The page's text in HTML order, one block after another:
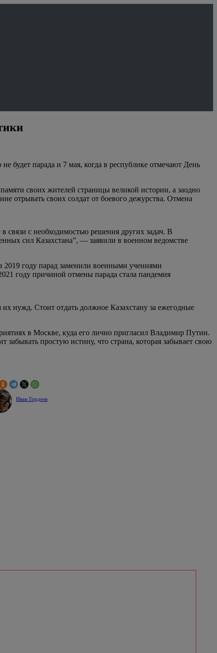
будет парада и 7 мая, когда в республике отмечают День
своих жителей страницы великой истории, а заодно
отрывать своих солдат от боевого дежурства. Отмена
связи с необходимостью решения других задач. В
сил Казахстана”, — заявили в военном ведомстве
2019 году парад заменили военными учениями
году причиной отмены парада стала пандемия
нужд. Стоит отдать должное Казахстану за ежегодные
в Москве, куда его лично пригласил Владимир Путин.
простую истину, что страна, которая забывает свою
Иван Гордеев